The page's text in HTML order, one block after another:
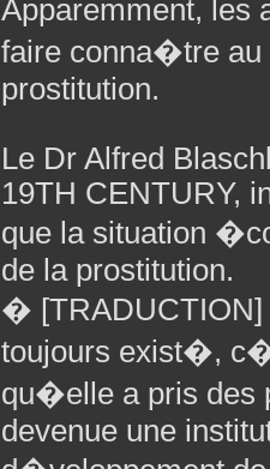
Apparemment, les
faire conna�tre
prostitution.
Le Dr Alfred
19TH CENTURY,
que la situation
de la prostitution.
� [TRADUCTION]
toujours exist�,
qu�elle a pris des
devenue une